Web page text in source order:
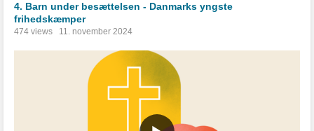
4. Barn under besættelsen - Danmarks yngste
frihedskæmper
474 views 11. november 2024